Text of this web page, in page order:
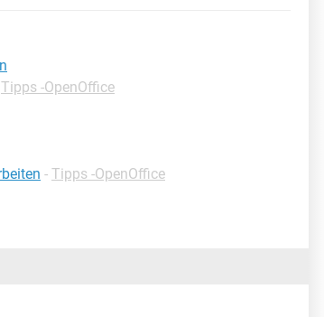
Tipps -OpenOffice
- Tipps -OpenOffice